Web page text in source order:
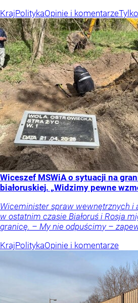
KrajPolitykaOpinie i komentarze
Wiceszef MSWiA o sytuacji na
białoruskiej. „Widzimy pewne
Wiceminister spraw wewnętrznych i
w ostatnim czasie Białoruś i Rosja
granicę. – My nie odpuścimy –
KrajPolitykaOpinie i komentarze